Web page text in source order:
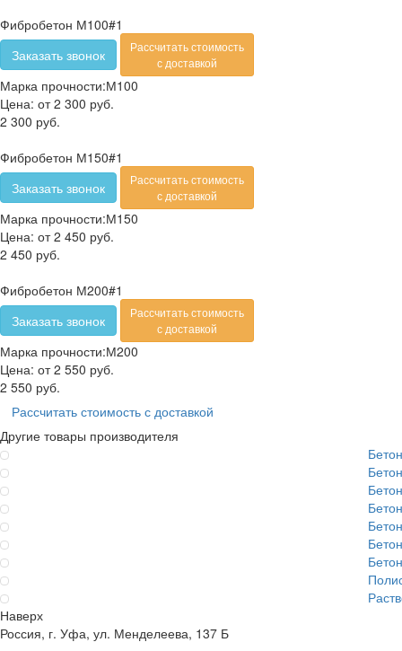
Фибробетон М100#1
Заказать звонок
Рассчитать стоимость
с доставкой
Марка прочности:М100
Цена: от 2 300 руб.
2 300 руб.
Фибробетон М150#1
Заказать звонок
Рассчитать стоимость
с доставкой
Марка прочности:М150
Цена: от 2 450 руб.
2 450 руб.
Фибробетон М200#1
Заказать звонок
Рассчитать стоимость
с доставкой
Марка прочности:М200
Цена: от 2 550 руб.
2 550 руб.
Рассчитать стоимость с доставкой
Другие товары производителя
Наверх
Россия, г. Уфа, ул. Менделеева, 137 Б